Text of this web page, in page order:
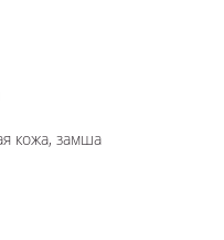
кожа, замша